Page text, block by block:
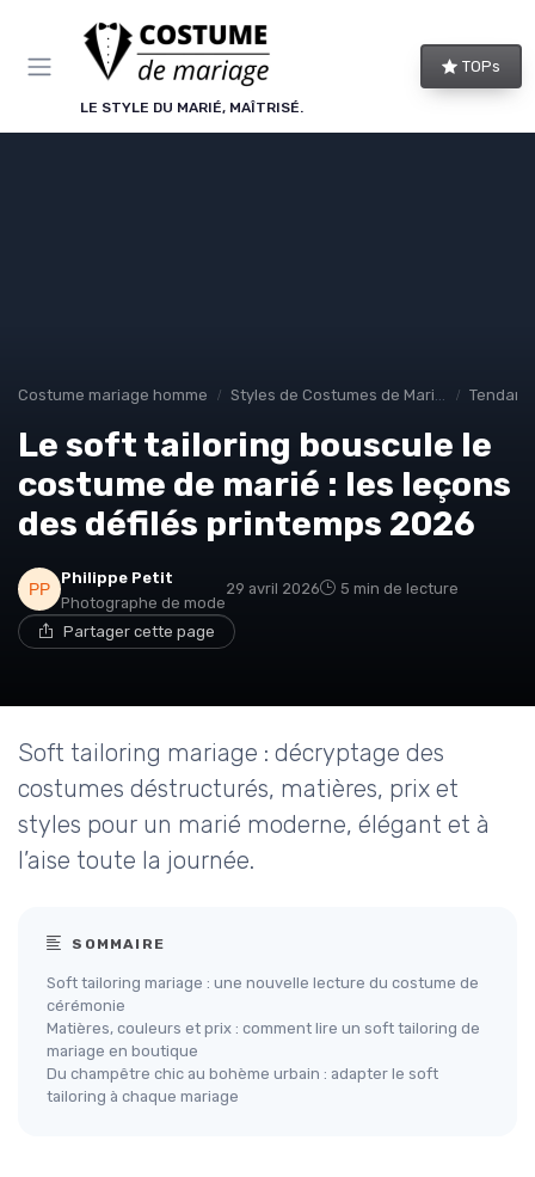
LE STYLE DU MARIÉ, MAÎTRISÉ.
TOPs
Costume mariage homme Styles de Costumes de Mariage
Le soft tailoring bouscule le
costume de marié : les leçons
des défilés printemps 2026
Philippe Petit
Photographe de mode
29 avril 2026 5 min de lecture
Partager cette page
Soft tailoring mariage : décryptage des
costumes déstructurés, matières, prix et
styles pour un marié moderne, élégant et à
l’aise toute la journée.
SOMMAIRE
Soft tailoring mariage : une nouvelle lecture du costume de
cérémonie
Matières, couleurs et prix : comment lire un soft tailoring de
mariage en boutique
Du champêtre chic au bohème urbain : adapter le soft
tailoring à chaque mariage